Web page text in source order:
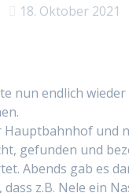
18. Oktober 2021
nun endlich
und
gefun­den und
Abends gab es
z.B. Nele ein